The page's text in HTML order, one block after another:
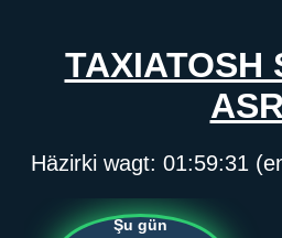
TAXIATOSH
Häzirki wagt: 01:59:31
Şu gün